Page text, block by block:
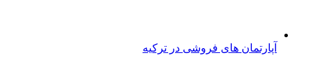
آپارتمان های فروشی در ترکیه